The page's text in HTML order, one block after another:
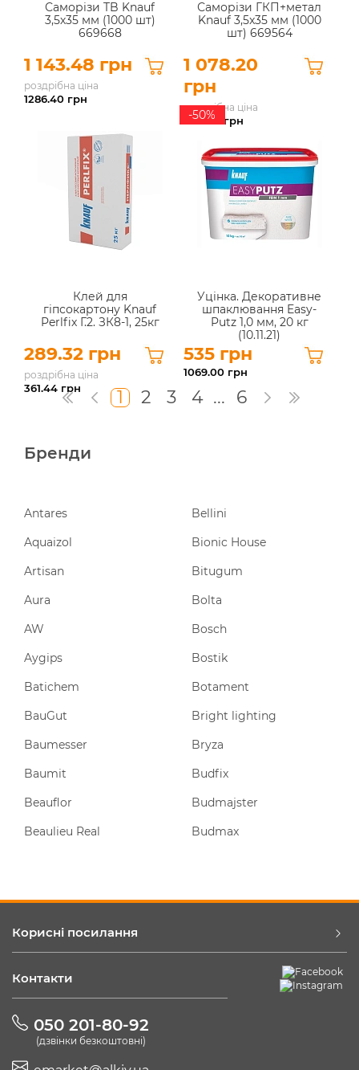
Саморізи TB Knauf
3,5х35 мм (1000 шт)
669668
1 143.48 грн
роздрібна ціна
1286.40 грн
Саморізи ГКП+метал
Knauf 3,5x35 мм (1000
шт) 669564
1 078.20
грн
роздрібна ціна
1212.90 грн
Клей для
гіпсокартону Knauf
Perlfix Г.2. ЗК8-1, 25кг
289.32 грн
роздрібна ціна
361.44 грн
Уцінка. Декоративне
шпаклювання Easy-
Putz 1,0 мм, 20 кг
(10.11.21)
535 грн
-50%
1069.00 грн
1 2 3 4 ... 6
Бренди
Antares
Aquaizol
Artisan
Aura
AW
Aygips
Batichem
BauGut
Baumesser
Baumit
Beauflor
Beaulieu Real
Bellini
Bionic House
Bitugum
Bolta
Bosch
Bostik
Botament
Bright lighting
Bryza
Budfix
Budmajster
Budmax
Корисні посилання
Контакти
050 201-80-92
(дзвінки безкоштовні)